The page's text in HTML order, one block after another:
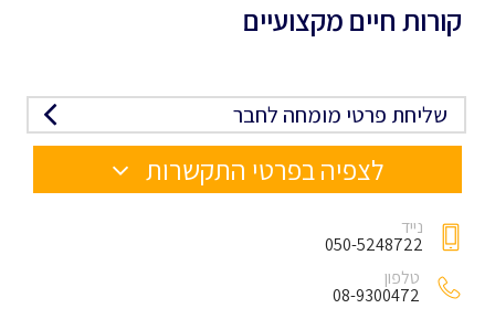
קורות חיים מקצועיים
שליחת פרטי מומחה לחבר
לצפיה בפרטי התקשרות
נייד
050-5248722
טלפון
08-9300472